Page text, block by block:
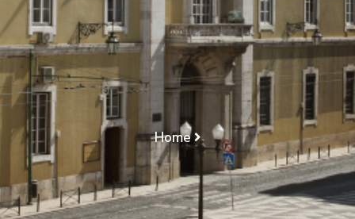
Programa Do Círculo
Cultural Do Supremo
Tribunal De Justiça
Home
Programa Do Círculo Cultural Do Supremo Tribunal
De Justiça